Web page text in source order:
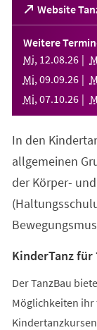
Website
(Öffnet
in
einem
neuen
Tab)
Weitere
Mi, 12.08.26
Mi, 09.09.26
Mi, 07.10.26
In den
allgemeinen
der Körper-
KinderTanz
Der TanzBau
Möglichkeiten ihr